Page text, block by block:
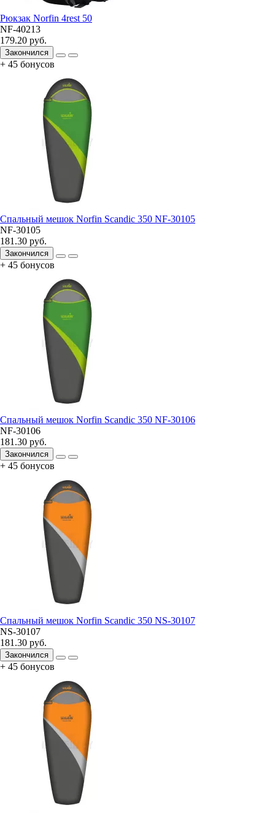
Рюкзак Norfin 4rest 50
NF-40213
179.20 руб.
Закончился
+ 45 бонусов
Спальный мешок Norfin Scandic 350 NF-30105
NF-30105
181.30 руб.
Закончился
+ 45 бонусов
Спальный мешок Norfin Scandic 350 NF-30106
NF-30106
181.30 руб.
Закончился
+ 45 бонусов
Спальный мешок Norfin Scandic 350 NS-30107
NS-30107
181.30 руб.
Закончился
+ 45 бонусов